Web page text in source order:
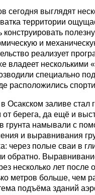
сегодня выглядят
территории
конструировать
и
реализует
владеет несколькими
специально под
расположились
Осакском заливе стал
берега, да ещё и
грунта намывали с
и выравнивания
через полые сваи в
обратно.
несколько лет после
метров больше, чем
подъёма зданий